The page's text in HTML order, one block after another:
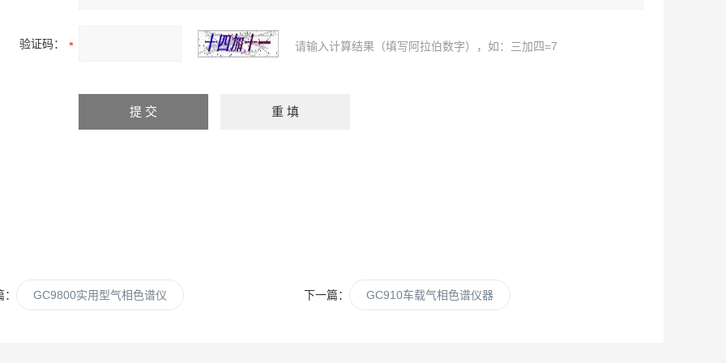
验证码： 请输入计算结果（填写阿拉伯数字），如：三加四=7
GC9800实用型气相色谱仪 下一篇： GC910车载气相色谱仪器